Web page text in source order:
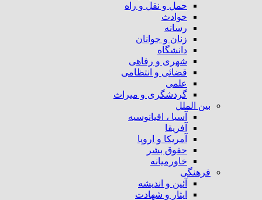
حمل و نقل و راه
حوادث
رسانه
زنان و جوانان
دانشگاه
شهری و رفاهی
قضائی و انتظامی
علمی
گردشگری و میراث
بین الملل
آسیا ، اقیانوسیه
آفریقا
آمریکا و اروپا
حقوق بشر
خاورمیانه
فرهنگی
آئین و اندیشه
ایثار و شهادت